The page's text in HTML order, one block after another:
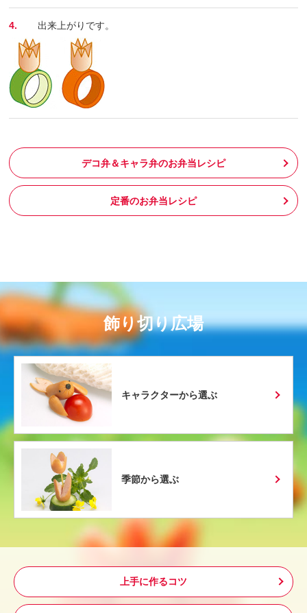
4. 出来上がりです。
デコ弁＆キャラ弁のお弁当レシピ
定番のお弁当レシピ
飾り切り広場
キャラクターから選ぶ
季節から選ぶ
上手に作るコツ